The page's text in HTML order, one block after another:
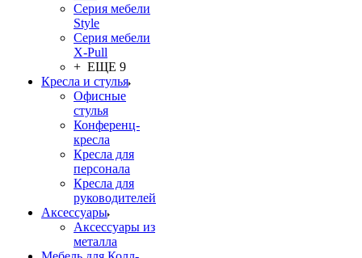
Серия мебели
Style
Серия мебели
X-Pull
+ ЕЩЕ 9
Кресла и стулья
Офисные
стулья
Конференц-
кресла
Кресла для
персонала
Кресла для
руководителей
Аксессуары
Аксессуары из
металла